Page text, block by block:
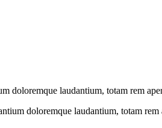
doloremque laudantium, totam rem
doloremque laudantium, totam